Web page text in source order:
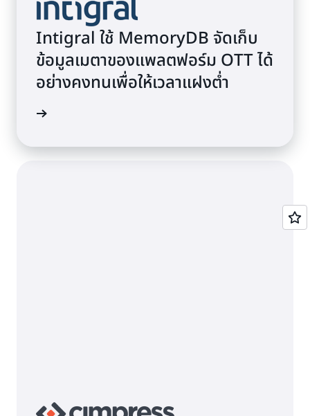
Intigral ใช้ MemoryDB จัดเก็บ
ข้อมูลเมตาของแพลตฟอร์ม OTT ได้
อย่างคงทนเพื่อให้เวลาแฝงต่ำ